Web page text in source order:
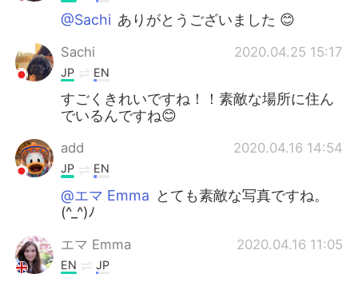
@Sachi ありがとうございました 😊
Sachi 2020.04.25 15:17
JP EN
すごくきれいですね！！素敵な場所に住ん
でいるんですね😊
add 2020.04.16 14:54
JP EN
@エマ Emma とても素敵な写真ですね。
(^_^)ﾉ
エマ Emma 2020.04.16 11:05
EN JP